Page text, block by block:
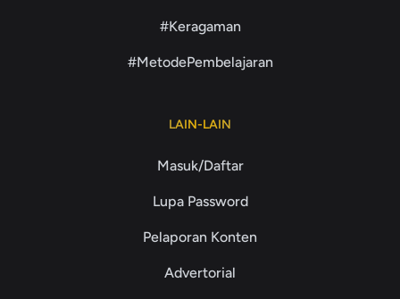
#Keragaman
#MetodePembelajaran
LAIN-LAIN
Masuk/Daftar
Lupa Password
Pelaporan Konten
Advertorial